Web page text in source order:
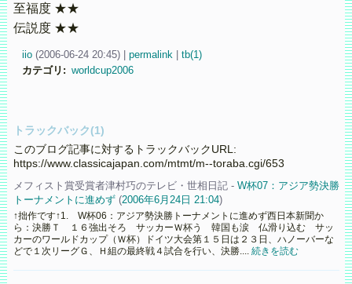
至福度 ★★
伝説度 ★★
iio (2006-06-24 20:45) permalink| tb(1)
カテゴリ : worldcup2006
トラックバック(1)
このブログ記事に対するトラックバックURL:
https://www.classicajapan.com/mtmt/m--toraba.cgi/653
メフィスト賞受賞者津村巧のテレビ・世相日記 - W杯07：アジア勢決勝
トーナメントに進めず(2006年6月24日 21:04)
↑拙作です↑1. W杯06：アジア勢決勝トーナメントに進めず西日本新聞か
ら：決勝Ｔ １６強出そろ サッカーＷ杯う 韓国も涙 仏滑り込む サッ
カーのワールドカップ（Ｗ杯）ドイツ大会第１５日は２３日、ハノーバーな
どで１次リーグＧ、Ｈ組の最終戦４試合を行い、決勝.... 続きを読む